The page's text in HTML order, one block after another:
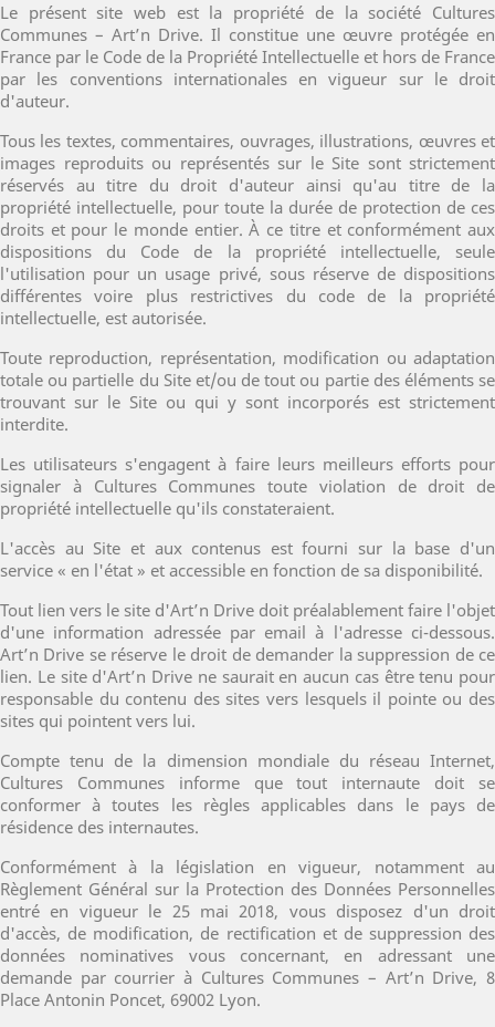
Le présent site web est la propriété de la société Cultures
Communes – Art’n Drive. Il constitue une œuvre protégée en
France par le Code de la Propriété Intellectuelle et hors de France
par les conventions internationales en vigueur sur le droit
d'auteur.
Tous les textes, commentaires, ouvrages, illustrations, œuvres et
images reproduits ou représentés sur le Site sont strictement
réservés au titre du droit d'auteur ainsi qu'au titre de la
propriété intellectuelle, pour toute la durée de protection de ces
droits et pour le monde entier. À ce titre et conformément aux
dispositions du Code de la propriété intellectuelle, seule
l'utilisation pour un usage privé, sous réserve de dispositions
différentes voire plus restrictives du code de la propriété
intellectuelle, est autorisée.
Toute reproduction, représentation, modification ou adaptation
totale ou partielle du Site et/ou de tout ou partie des éléments se
trouvant sur le Site ou qui y sont incorporés est strictement
interdite.
Les utilisateurs s'engagent à faire leurs meilleurs efforts pour
signaler à Cultures Communes toute violation de droit de
propriété intellectuelle qu'ils constateraient.
L'accès au Site et aux contenus est fourni sur la base d'un
service « en l'état » et accessible en fonction de sa disponibilité.
Tout lien vers le site d'Art’n Drive doit préalablement faire l'objet
d'une information adressée par email à l'adresse ci-dessous.
Art’n Drive se réserve le droit de demander la suppression de ce
lien. Le site d'Art’n Drive ne saurait en aucun cas être tenu pour
responsable du contenu des sites vers lesquels il pointe ou des
sites qui pointent vers lui.
Compte tenu de la dimension mondiale du réseau Internet,
Cultures Communes informe que tout internaute doit se
conformer à toutes les règles applicables dans le pays de
résidence des internautes.
Conformément à la législation en vigueur, notamment au
Règlement Général sur la Protection des Données Personnelles
entré en vigueur le 25 mai 2018, vous disposez d'un droit
d'accès, de modification, de rectification et de suppression des
données nominatives vous concernant, en adressant une
demande par courrier à Cultures Communes – Art’n Drive, 8
Place Antonin Poncet, 69002 Lyon.